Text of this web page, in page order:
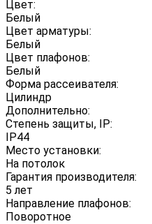
Цвет:
Белый
Цвет арматуры:
Белый
Цвет плафонов:
Белый
Форма рассеивателя:
Цилиндр
Дополнительно:
Степень защиты, IP:
IP44
Место установки:
На потолок
Гарантия производителя:
5 лет
Направление плафонов:
Поворотное